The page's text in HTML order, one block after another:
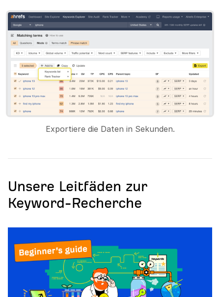
Exportiere die Daten in Sekunden.
Unsere Leitfäden zur
Keyword-Recherche